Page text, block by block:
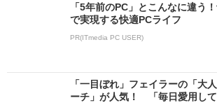
「5年前のPC」とこんなに違う
で実現する快適PCライフ
PR(ITmedia PC USER)
「一目ぼれ」フェイラーの「大
ーチ」が人気！ 「毎日愛用し